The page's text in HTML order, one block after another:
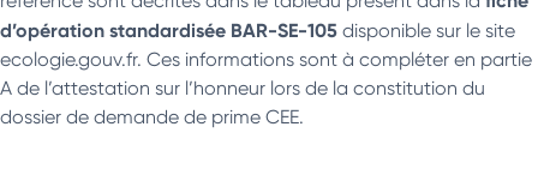
d’opération standardisée BAR-SE-105 disponible sur le site
ecologie.gouv.fr. Ces informations sont à compléter en partie
A de l’attestation sur l’honneur lors de la constitution du
dossier de demande de prime CEE.